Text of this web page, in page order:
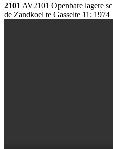
2101 AV2101 Openbare lagere
de Zandkoel te Gasselte 11; 1974